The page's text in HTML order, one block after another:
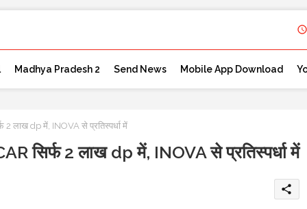
Madhya Pradesh 2 Send News Mobile App Download
लाख dp में, INOVA से प्रतिस्पर्धा में
सिर्फ 2 लाख dp में, INOVA से प्रतिस्पर्धा में
share